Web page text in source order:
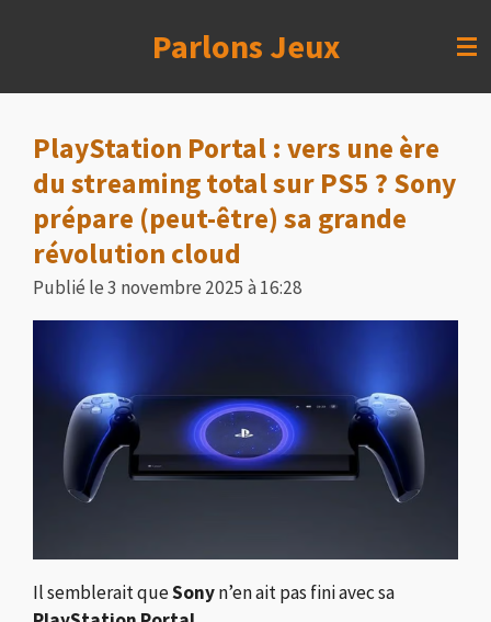
Parlons Jeux
PlayStation Portal : vers une ère
du streaming total sur PS5 ? Sony
prépare (peut-être) sa grande
révolution cloud
Publié le 3 novembre 2025 à 16:28
Il semblerait queSonyn’en ait pas fini avec sa